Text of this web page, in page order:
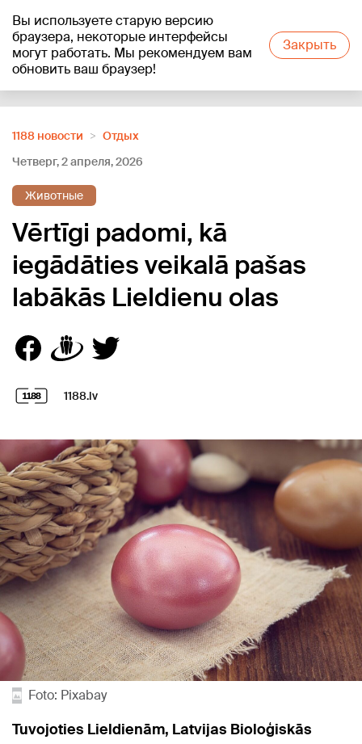
Вы используете старую версию
браузера, некоторые интерфейсы
могут работать. Мы рекомендуем вам
обновить ваш браузер!
Закрыть
+15°C
1188 новости
Отдых
Четверг, 2 апреля, 2026
Животные
Vērtīgi padomi, kā
iegādāties veikalā pašas
labākās Lieldienu olas
1188.lv
Foto: Pixabay
Tuvojoties Lieldienām, Latvijas Bioloģiskās